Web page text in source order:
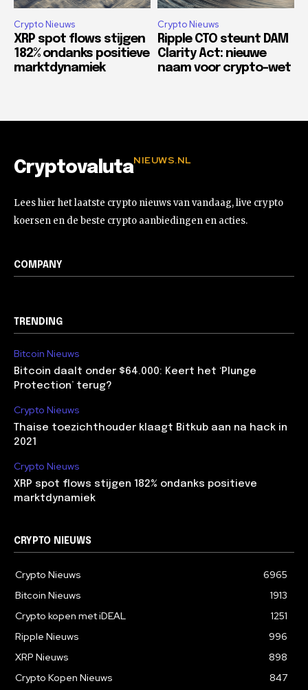
Crypto Nieuws
XRP spot flows stijgen
182% ondanks positieve
marktdynamiek
Crypto Nieuws
Ripple CTO steunt DAM
Clarity Act: nieuwe
naam voor crypto-wet
CryptovalutaNIEUWS.NL
Lees hier het laatste crypto nieuws van vandaag, live crypto
koersen en de beste crypto aanbiedingen en acties.
COMPANY
TRENDING
Bitcoin Nieuws
Bitcoin daalt onder $64.000: Keert het ‘Plunge
Protection’ terug?
Crypto Nieuws
Thaise toezichthouder klaagt Bitkub aan na hack in
2021
Crypto Nieuws
XRP spot flows stijgen 182% ondanks positieve
marktdynamiek
CRYPTO NIEUWS
Crypto Nieuws
6965
Bitcoin Nieuws
1913
Crypto kopen met iDEAL
1251
Ripple Nieuws
996
XRP Nieuws
898
Crypto Kopen Nieuws
847